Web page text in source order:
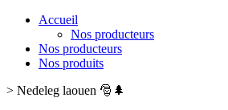
Accueil
Nos producteurs
Nos producteurs
Nos produits
> Nedeleg laouen 🎅🌲